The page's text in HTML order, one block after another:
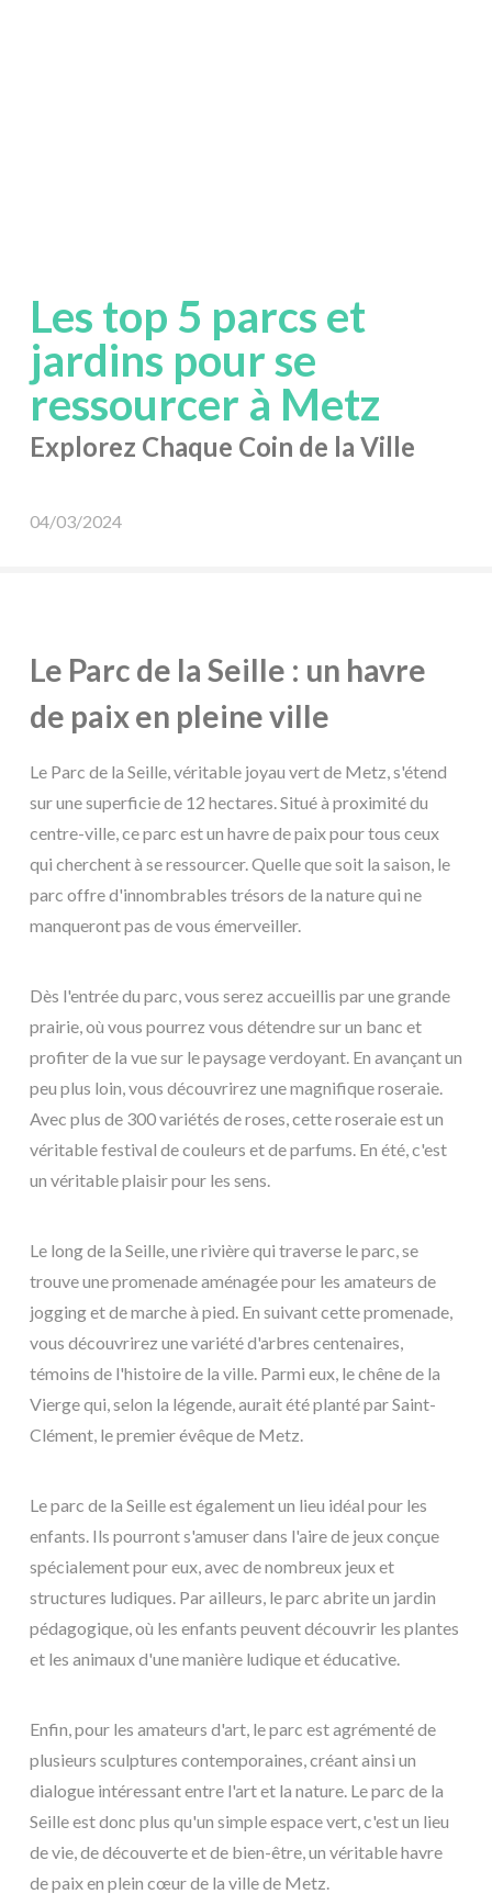
Les top 5 parcs et
jardins pour se
ressourcer à Metz
Explorez Chaque Coin de la Ville
04/03/2024
Le Parc de la Seille : un havre
de paix en pleine ville
Le Parc de la Seille, véritable joyau vert de Metz, s'étend
sur une superficie de 12 hectares. Situé à proximité du
centre-ville, ce parc est un havre de paix pour tous ceux
qui cherchent à se ressourcer. Quelle que soit la saison, le
parc offre d'innombrables trésors de la nature qui ne
manqueront pas de vous émerveiller.
Dès l'entrée du parc, vous serez accueillis par une grande
prairie, où vous pourrez vous détendre sur un banc et
profiter de la vue sur le paysage verdoyant. En avançant un
peu plus loin, vous découvrirez une magnifique roseraie.
Avec plus de 300 variétés de roses, cette roseraie est un
véritable festival de couleurs et de parfums. En été, c'est
un véritable plaisir pour les sens.
Le long de la Seille, une rivière qui traverse le parc, se
trouve une promenade aménagée pour les amateurs de
jogging et de marche à pied. En suivant cette promenade,
vous découvrirez une variété d'arbres centenaires,
témoins de l'histoire de la ville. Parmi eux, le chêne de la
Vierge qui, selon la légende, aurait été planté par Saint-
Clément, le premier évêque de Metz.
Le parc de la Seille est également un lieu idéal pour les
enfants. Ils pourront s'amuser dans l'aire de jeux conçue
spécialement pour eux, avec de nombreux jeux et
structures ludiques. Par ailleurs, le parc abrite un jardin
pédagogique, où les enfants peuvent découvrir les plantes
et les animaux d'une manière ludique et éducative.
Enfin, pour les amateurs d'art, le parc est agrémenté de
plusieurs sculptures contemporaines, créant ainsi un
dialogue intéressant entre l'art et la nature. Le parc de la
Seille est donc plus qu'un simple espace vert, c'est un lieu
de vie, de découverte et de bien-être, un véritable havre
de paix en plein cœur de la ville de Metz.